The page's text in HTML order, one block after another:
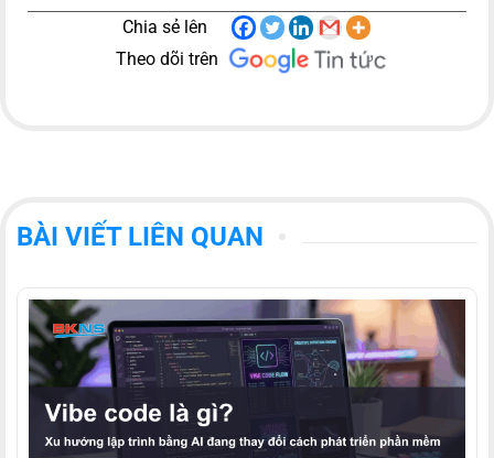
Chia sẻ lên
Theo dõi trên
BÀI VIẾT LIÊN QUAN